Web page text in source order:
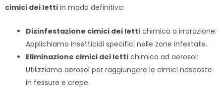
cimici dei letti in modo definitivo:
Disinfestazione cimici dei letti chimico a irrorazione:
Applichiamo insetticidi specifici nelle zone infestate.
Eliminazione cimici dei letti chimico ad aerosol:
Utilizziamo aerosol per raggiungere le cimici nascoste
in fessure e crepe.